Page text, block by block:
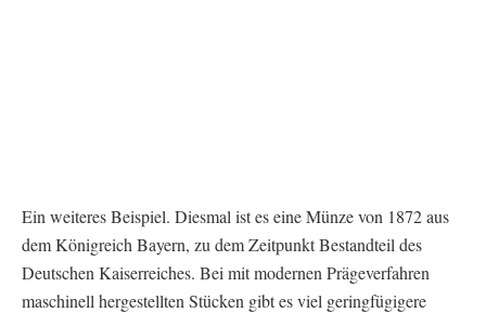
Ein weiteres Beispiel. Diesmal ist es eine Münze von 1872 aus
dem Königreich Bayern, zu dem Zeitpunkt Bestandteil des
Deutschen Kaiserreiches. Bei mit modernen Prägeverfahren
maschinell hergestellten Stücken gibt es viel geringfügigere